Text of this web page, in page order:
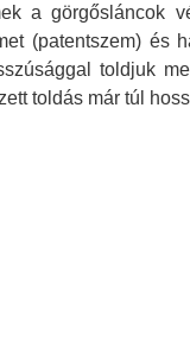
a görgősláncok
(patentszem) és
toldjuk
toldás már túl